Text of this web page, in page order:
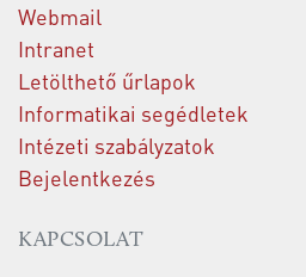
Webmail
Intranet
Letölthető űrlapok
Informatikai segédletek
Intézeti szabályzatok
Bejelentkezés
KAPCSOLAT